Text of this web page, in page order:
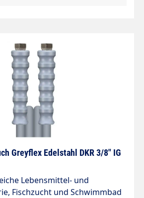
Außendecke synthetisches
abriebfest, öl-,ozon-,
und lebensmittelecht»
ölbeständiges Gummi.
Greyflex Edelstahl DKR 3/8" IG
Lebensmittel- und
Fischzucht und Schwimmbad